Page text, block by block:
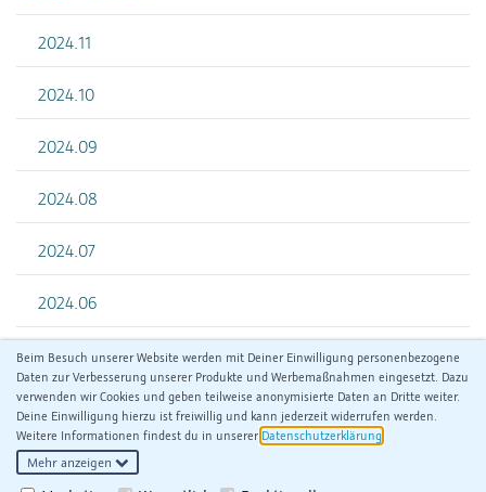
2024.11
2024.10
2024.09
2024.08
2024.07
2024.06
Beim Besuch unserer Website werden mit Deiner Einwilligung personenbezogene
Daten zur Verbesserung unserer Produkte und Werbemaßnahmen eingesetzt. Dazu
verwenden wir Cookies und geben teilweise anonymisierte Daten an Dritte weiter.
Deine Einwilligung hierzu ist freiwillig und kann jederzeit widerrufen werden.
Weitere Informationen findest du in unserer Datenschutzerklärung
Mehr anzeigen